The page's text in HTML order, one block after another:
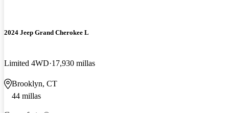
2024 Jeep Grand Cherokee L
Limited 4WD 17,930 millas
Brooklyn, CT
44 millas